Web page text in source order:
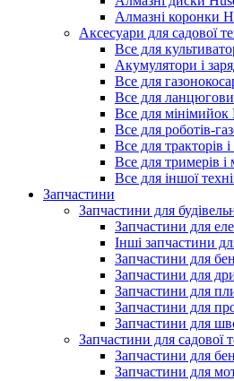
Алмазні коронки
Аксесуари для садової
Все для
Акумулятори і
Все для
Все для
Все для мінімийок
Все для роботів-
Все для тракторів
Все для тримерів і
Все для іншої
Запчастини
Запчастини для
Запчастини для
Інші запчастини
Запчастини для
Запчастини для
Запчастини для
Запчастини для
Запчастини для
Запчастини для садової
Запчастини для
Запчастини для